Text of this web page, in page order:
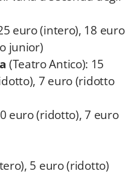
euro (intero), 18 euro
junior)
(Teatro Antico): 15
7 euro (ridotto
euro (ridotto), 7 euro
5 euro (ridotto)